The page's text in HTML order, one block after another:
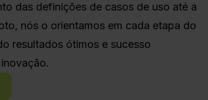
das definições de casos de uso até a
nós o orientamos em cada etapa do
resultados ótimos e sucesso